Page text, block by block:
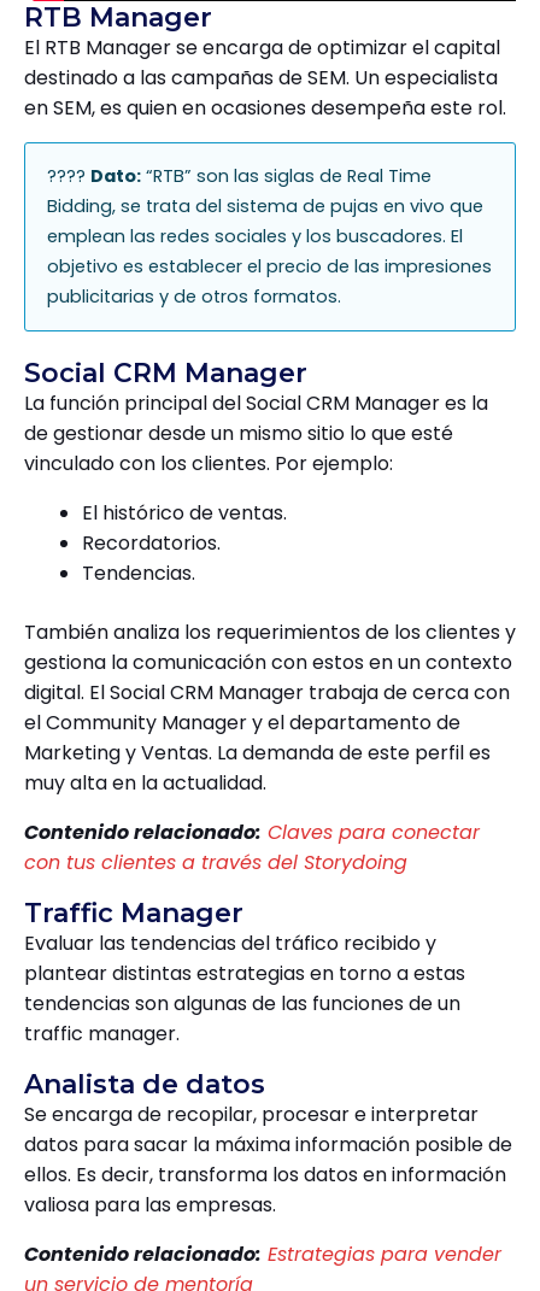
RTB Manager
El RTB Manager se encarga de optimizar el capital
destinado a las campañas de SEM. Un especialista
en SEM, es quien en ocasiones desempeña este rol.
???? Dato: “RTB” son las siglas de Real Time
Bidding, se trata del sistema de pujas en vivo que
emplean las redes sociales y los buscadores. El
objetivo es establecer el precio de las impresiones
publicitarias y de otros formatos.
Social CRM Manager
La función principal del Social CRM Manager es la
de gestionar desde un mismo sitio lo que esté
vinculado con los clientes. Por ejemplo:
El histórico de ventas.
Recordatorios.
Tendencias.
También analiza los requerimientos de los clientes y
gestiona la comunicación con estos en un contexto
digital. El Social CRM Manager trabaja de cerca con
el Community Manager y el departamento de
Marketing y Ventas. La demanda de este perfil es
muy alta en la actualidad.
Contenido relacionado: Claves para conectar
con tus clientes a través del Storydoing
Traffic Manager
Evaluar las tendencias del tráfico recibido y
plantear distintas estrategias en torno a estas
tendencias son algunas de las funciones de un
traffic manager.
Analista de datos
Se encarga de recopilar, procesar e interpretar
datos para sacar la máxima información posible de
ellos. Es decir, transforma los datos en información
valiosa para las empresas.
Contenido relacionado: Estrategias para vender
un servicio de mentoría